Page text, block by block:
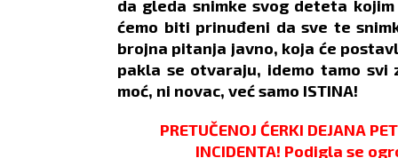
da gleda snimke svog deteta
ćemo biti prinuđeni da sve te
brojna pitanja javno, koja će
pakla se otvaraju, idemo tamo svi
moć, ni novac, već samo ISTINA!
PRETUČENOJ ĆERKI DEJANA
INCIDENTA! Podigla se